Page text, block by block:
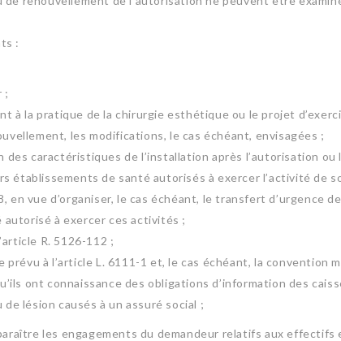
:
;
à la pratique de la chirurgie esthétique ou le projet
les modifications, le cas échéant, envisagées ;
des caractéristiques de l’installation après l’autorisation
établissements de santé autorisés à exercer l’activité de
en vue d’organiser, le cas échéant, le transfert d’urgence
autorisé à exercer ces activités ;
R. 5126-112 ;
à l’article L. 6111-1 et, le cas échéant, la convention
ont connaissance des obligations d’information des
lésion causés à un assuré social ;
les engagements du demandeur relatifs aux